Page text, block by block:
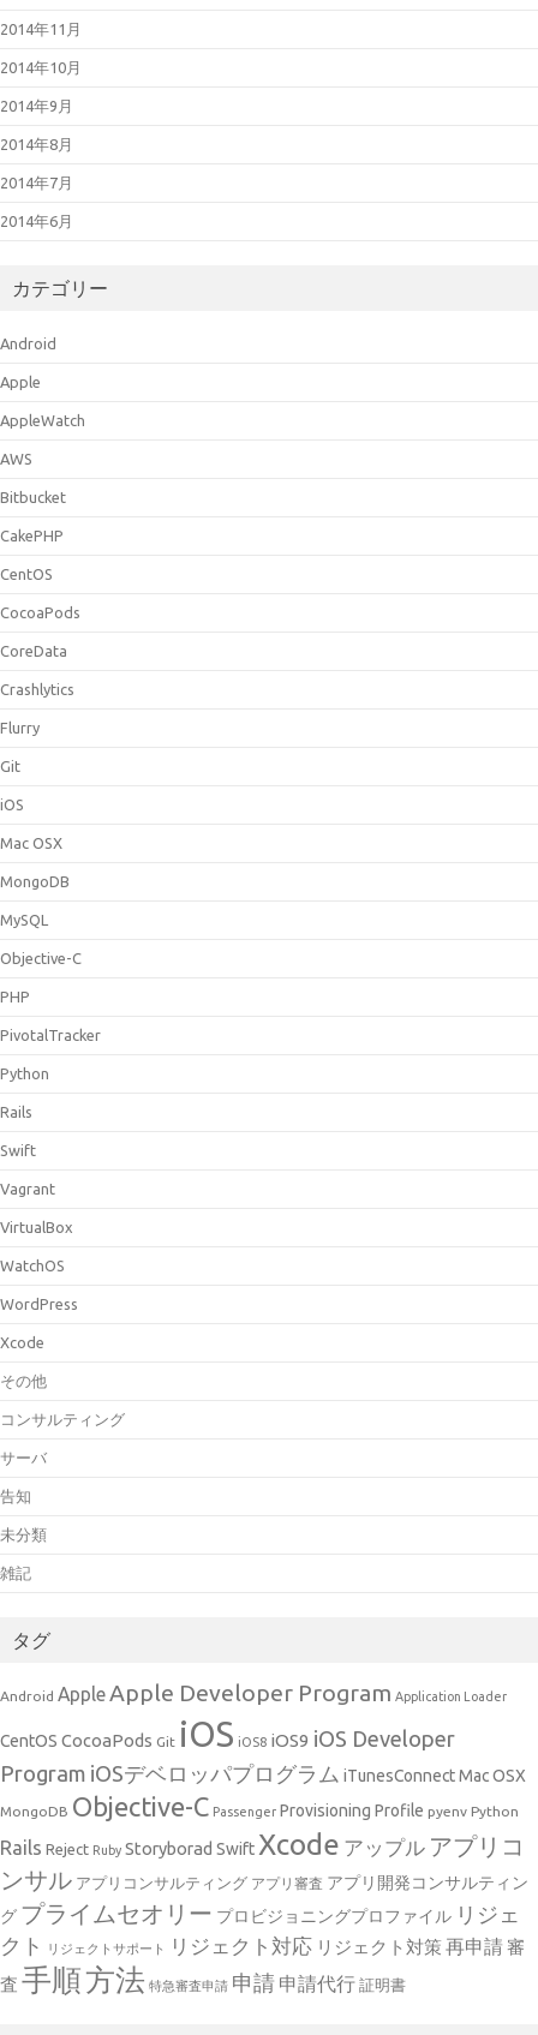
2014年11月
2014年10月
2014年9月
2014年8月
2014年7月
2014年6月
カテゴリー
Android
Apple
AppleWatch
AWS
Bitbucket
CakePHP
CentOS
CocoaPods
CoreData
Crashlytics
Flurry
Git
iOS
Mac OSX
MongoDB
MySQL
Objective-C
PHP
PivotalTracker
Python
Rails
Swift
Vagrant
VirtualBox
WatchOS
WordPress
Xcode
その他
コンサルティング
サーバ
告知
未分類
雑記
タグ
Android AppleApple Developer Program Application Loader
CentOS CocoaPods Git iOS iOS8 iOS9 iOS Developer
Program iOSデベロッパプログラム iTunesConnectMac OSX
MongoDB Objective-C Passenger Provisioning Profile pyenv Python
Rails Reject Ruby Storyborad Swift Xcode アップル アプリコ
ンサル アプリコンサルティング アプリ審査 アプリ開発コンサルティン
グ プライムセオリー プロビジョニングプロファイル リジェ
クト
リジェクトサポート リジェクト対応 リジェクト対策再申請審
査 手順方法 特急審査申請 申請 申請代行 証明書